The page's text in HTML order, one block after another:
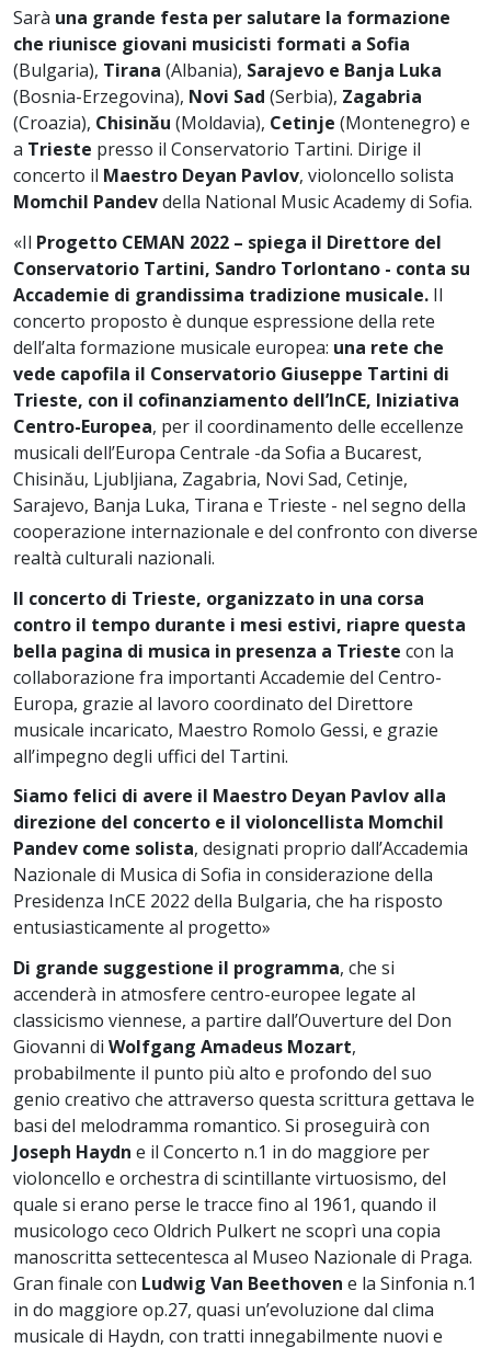
Sarà una grande festa per salutare la formazione
che riunisce giovani musicisti formati a Sofia
(Bulgaria), Tirana (Albania), Sarajevo e Banja Luka
(Bosnia-Erzegovina), Novi Sad (Serbia), Zagabria
(Croazia), Chisinău (Moldavia), Cetinje (Montenegro) e
a Trieste presso il Conservatorio Tartini. Dirige il
concerto il Maestro Deyan Pavlov, violoncello solista
Momchil Pandevdella National Music Academy di Sofia.
«Il Progetto CEMAN 2022 – spiega il Direttore del
Conservatorio Tartini, Sandro Torlontano - conta su
Accademie di grandissima tradizione musicale. Il
concerto proposto è dunque espressione della rete
dell’alta formazione musicale europea: una rete che
vede capofila il Conservatorio Giuseppe Tartini di
Trieste, con il cofinanziamento dell’InCE, Iniziativa
Centro-Europea, per il coordinamento delle eccellenze
musicali dell’Europa Centrale -da Sofia a Bucarest,
Chisinău, Ljubljiana, Zagabria, Novi Sad, Cetinje,
Sarajevo, Banja Luka, Tirana e Trieste - nel segno della
cooperazione internazionale e del confronto con diverse
realtà culturali nazionali.
Il concerto di Trieste, organizzato in una corsa
contro il tempo durante i mesi estivi, riapre questa
bella pagina di musica in presenza a Trieste con la
collaborazione fra importanti Accademie del Centro-
Europa, grazie al lavoro coordinato del Direttore
musicale incaricato, Maestro Romolo Gessi, e grazie
all’impegno degli uffici del Tartini.
Siamo felici di avere il Maestro Deyan Pavlov alla
direzione del concerto e il violoncellista Momchil
Pandev come solista, designati proprio dall’Accademia
Nazionale di Musica di Sofia in considerazione della
Presidenza InCE 2022 della Bulgaria, che ha risposto
entusiasticamente al progetto»
Di grande suggestione il programma, che si
accenderà in atmosfere centro-europee legate al
classicismo viennese, a partire dall’Ouverture del Don
Giovanni di Wolfgang Amadeus Mozart,
probabilmente il punto più alto e profondo del suo
genio creativo che attraverso questa scrittura gettava le
basi del melodramma romantico. Si proseguirà con
Joseph Haydn e il Concerto n.1 in do maggiore per
violoncello e orchestra di scintillante virtuosismo, del
quale si erano perse le tracce fino al 1961, quando il
musicologo ceco Oldrich Pulkert ne scoprì una copia
manoscritta settecentesca al Museo Nazionale di Praga.
Gran finale con Ludwig Van Beethoven e la Sinfonia n.1
in do maggiore op.27, quasi un’evoluzione dal clima
musicale di Haydn, con tratti innegabilmente nuovi e